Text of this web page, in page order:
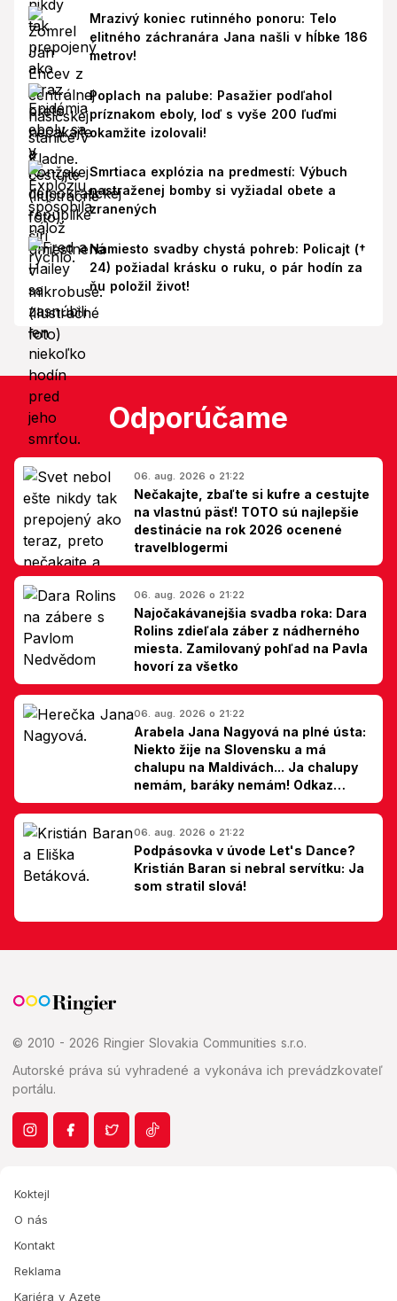
Mrazivý koniec rutinného ponoru: Telo
elitného záchranára Jana našli v hĺbke 186
metrov!
Poplach na palube: Pasažier podľahol
príznakom eboly, loď s vyše 200 ľuďmi
okamžite izolovali!
Smrtiaca explózia na predmestí: Výbuch
nastraženej bomby si vyžiadal obete a
zranených
Namiesto svadby chystá pohreb: Policajt (†
24) požiadal krásku o ruku, o pár hodín za
ňu položil život!
Odporúčame
06. aug. 2026 o 21:22
Nečakajte, zbaľte si kufre a cestujte
na vlastnú päsť! TOTO sú najlepšie
destinácie na rok 2026 ocenené
travelblogermi
06. aug. 2026 o 21:22
Najočakávanejšia svadba roka: Dara
Rolins zdieľala záber z nádherného
miesta. Zamilovaný pohľad na Pavla
hovorí za všetko
06. aug. 2026 o 21:22
Arabela Jana Nagyová na plné ústa:
Niekto žije na Slovensku a má
chalupu na Maldivách... Ja chalupy
nemám, baráky nemám! Odkaz
Slovákom
06. aug. 2026 o 21:22
Podpásovka v úvode Let's Dance?
Kristián Baran si nebral servítku: Ja
som stratil slová!
© 2010 - 2026 Ringier Slovakia Communities s.r.o.
Autorské práva sú vyhradené a vykonáva ich prevádzkovateľ
portálu.
Koktejl
O nás
Kontakt
Reklama
Kariéra v Azete